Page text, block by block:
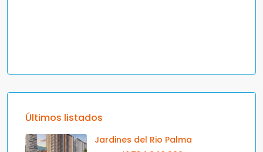
Últimos listados
Jardines del Rio Palma